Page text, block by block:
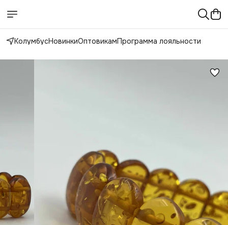
КолумбусНовинкиОптовикамПрограмма лояльности